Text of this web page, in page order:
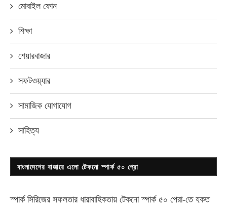
মোবাইল ফোন
শিক্ষা
শেয়ারবাজার
সফটওয়্যার
সামাজিক যোগাযোগ
সাহিত্য
বাংলাদেশের বাজারে এলো টেকনো স্পার্ক ৫০ প্রো
স্পার্ক সিরিজের সফলতার ধারাবাহিকতায় টেকনোস্পার্ক ৫০ প্রো-তে যুক্ত